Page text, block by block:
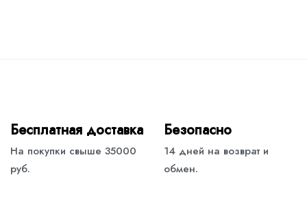
Бесплатная доставка
На покупки свыше 35000
руб.
Безопасно
14 дней на возврат и
обмен.